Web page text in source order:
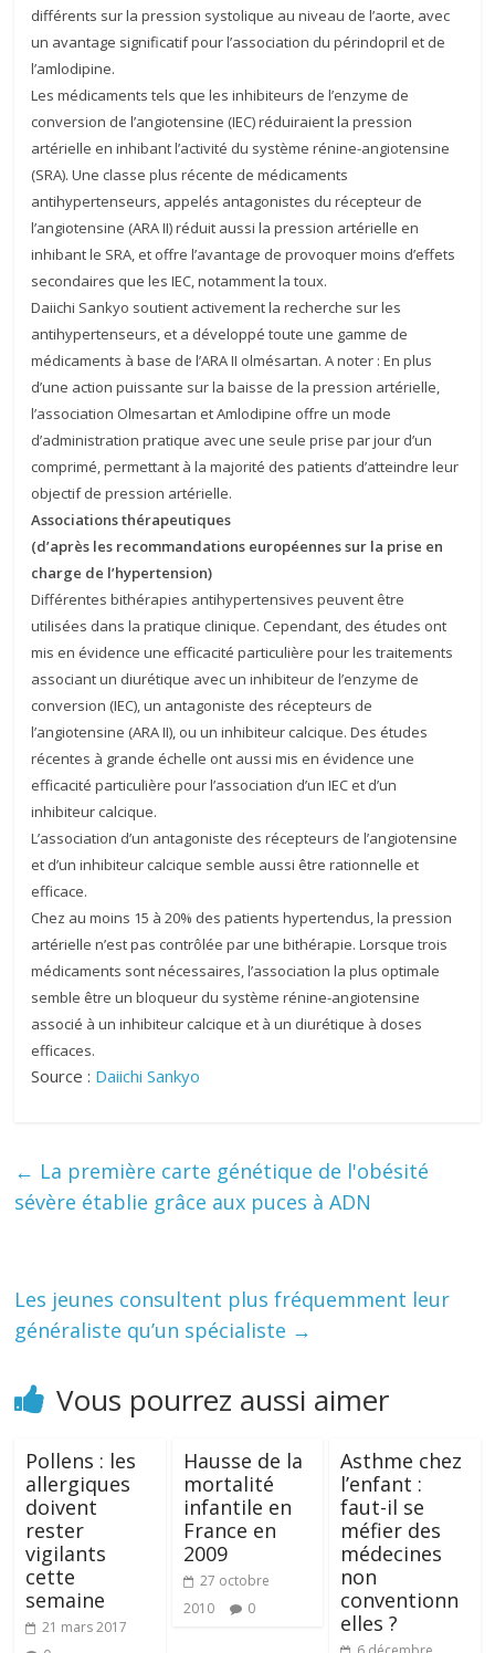
différents sur la pression systolique au niveau de l’aorte, avec
un avantage significatif pour l’association du périndopril et de
l’amlodipine.
Les médicaments tels que les inhibiteurs de l’enzyme de
conversion de l’angiotensine (IEC) réduiraient la pression
artérielle en inhibant l’activité du système rénine-angiotensine
(SRA). Une classe plus récente de médicaments
antihypertenseurs, appelés antagonistes du récepteur de
l’angiotensine (ARA II) réduit aussi la pression artérielle en
inhibant le SRA, et offre l’avantage de provoquer moins d’effets
secondaires que les IEC, notamment la toux.
Daiichi Sankyo soutient activement la recherche sur les
antihypertenseurs, et a développé toute une gamme de
médicaments à base de l’ARA II olmésartan. A noter : En plus
d’une action puissante sur la baisse de la pression artérielle,
l’association Olmesartan et Amlodipine offre un mode
d’administration pratique avec une seule prise par jour d’un
comprimé, permettant à la majorité des patients d’atteindre leur
objectif de pression artérielle.
Associations thérapeutiques
(d’après les recommandations européennes sur la prise en
charge de l’hypertension)
Différentes bithérapies antihypertensives peuvent être
utilisées dans la pratique clinique. Cependant, des études ont
mis en évidence une efficacité particulière pour les traitements
associant un diurétique avec un inhibiteur de l’enzyme de
conversion (IEC), un antagoniste des récepteurs de
l’angiotensine (ARA II), ou un inhibiteur calcique. Des études
récentes à grande échelle ont aussi mis en évidence une
efficacité particulière pour l’association d’un IEC et d’un
inhibiteur calcique.
L’association d’un antagoniste des récepteurs de l’angiotensine
et d’un inhibiteur calcique semble aussi être rationnelle et
efficace.
Chez au moins 15 à 20% des patients hypertendus, la pression
artérielle n’est pas contrôlée par une bithérapie. Lorsque trois
médicaments sont nécessaires, l’association la plus optimale
semble être un bloqueur du système rénine-angiotensine
associé à un inhibiteur calcique et à un diurétique à doses
efficaces.
Source : Daiichi Sankyo
← La première carte génétique de l'obésité
sévère établie grâce aux puces à ADN
Les jeunes consultent plus fréquemment leur
généraliste qu’un spécialiste →
Vous pourrez aussi aimer
Pollens : les
allergiques
doivent
rester
vigilants
cette
semaine
21 mars 2017
Hausse de la
mortalité
infantile en
France en
2009
27 octobre
2010
0
Asthme chez
l’enfant :
faut-il se
méfier des
médecines
non
conventionn
elles ?